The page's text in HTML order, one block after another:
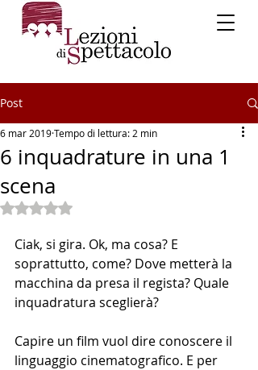
Post
6 inquadrature in una 1
scena
6 mar 2019Tempo di lettura: 2 min
Valutazione NaN stelle su 5.
Ciak, si gira. Ok, ma cosa? E
soprattutto, come? Dove metterà la
macchina da presa il regista? Quale
inquadratura sceglierà?
Capire un film vuol dire conoscere il
linguaggio cinematografico. E per